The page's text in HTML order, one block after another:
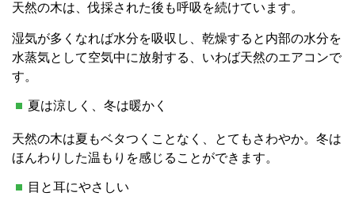
天然の木は、伐採された後も呼吸を続けています。
湿気が多くなれば水分を吸収し、乾燥すると内部の水分を
水蒸気として空気中に放射する、いわば天然のエアコンで
す。
夏は涼しく、冬は暖かく
天然の木は夏もベタつくことなく、とてもさわやか。冬は
ほんわりした温もりを感じることができます。
目と耳にやさしい